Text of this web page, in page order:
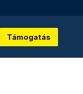
Támogatás